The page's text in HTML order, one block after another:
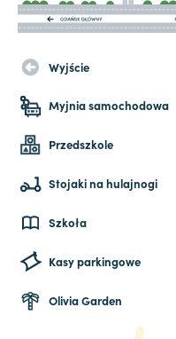
Wyjście
Myjnia samochodowa
Przedszkole
Stojaki na hulajnogi
Szkoła
Kasy parkingowe
Olivia Garden